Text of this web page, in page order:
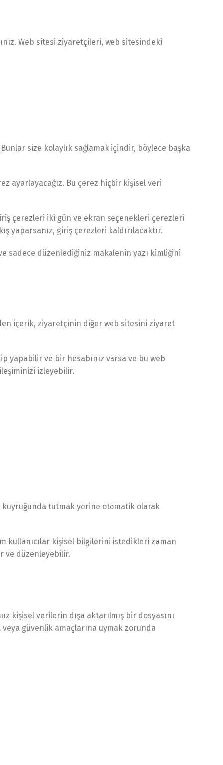
Web sitesi ziyaretçileri, web sitesindeki
size kolaylık sağlamak içindir, böylece başka
ayarlayacağız. Bu çerez hiçbir kişisel veri
çerezleri iki gün ve ekran seçenekleri çerezleri
yaparsanız, giriş çerezleri kaldırılacaktır.
sadece düzenlediğiniz makalenin yazı kimliğini
içerik, ziyaretçinin diğer web sitesini ziyaret
yapabilir ve bir hesabınız varsa ve bu web
izleyebilir.
kuyruğunda tutmak yerine otomatik olarak
kullanıcılar kişisel bilgilerini istedikleri zaman
ve düzenleyebilir.
kişisel verilerin dışa aktarılmış bir dosyasını
güvenlik amaçlarına uymak zorunda